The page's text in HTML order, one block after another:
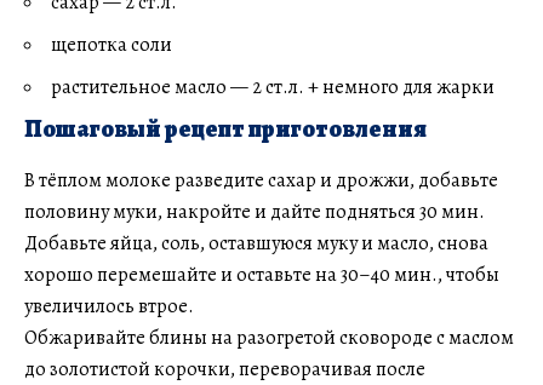
щепотка соли
растительное масло — 2 ст.л. + немного для жарки
Пошаговый рецепт приготовления
В тёплом молоке разведите сахар и дрожжи, добавьте
половину муки, накройте и дайте подняться 30 мин.
Добавьте яйца, соль, оставшуюся муку и масло, снова
хорошо перемешайте и оставьте на 30–40 мин., чтобы
увеличилось втрое.
Обжаривайте блины на разогретой сковороде с маслом
до золотистой корочки, переворачивая после